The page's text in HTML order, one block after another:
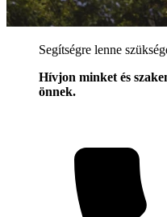
Segítségre lenne
Hívjon minket és
önnek.